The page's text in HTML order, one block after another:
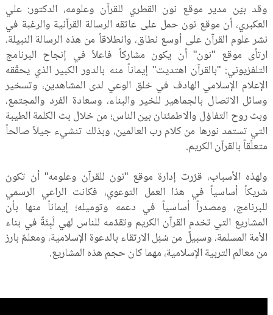
وقد بيّن مدير موقع نون القطري للقرآن وعلومه، الدكتور: علي
العكبري، أن موقع نون حمل على عاتقه الرسالة القرآنية والرغبة في
نشر علوم القرآن على أوسع نطاق، وانطلاقاً من هذه الرسالة النبيلة،
ارتأى موقع "نون" أن يكون مشاركاً فاعلاً في إنجاح البرنامج
التلفزيوني: "بالقرآن اهتديت" إيماناً منه بالدور الكبير الذي يحقّقه
الإعلام الإسلامي الهادف في خلق الوعي لدى المشاهدين، وتسخير
وسائل الاتصال بالجماهير للخير والبناء، وسعادة الفرد والمجتمع،
وبث روح التفاؤل والاطمئنان بين الناس؛ من خلال بث الكلمة الطيبة
التي تستمد نورها من كلام رب العالمين، وبذلك تنشيء جيلاً صالحاً
متعلّقاً بالقرآن الكريم.
ولهذه الأسباب، قرّرت إدارة موقع "نون للقرآن وعلومه" أن تكون
شريكاً أساسياً في هذا العمل التوعوي، فكانت الراعي الرسمي
للبرنامج، ومصدراً أساسياً في دعمه وتوميله؛ إيماناً منها بأن
المشاريع التي تخدم القرآن الكريم وتقدّمه للناس لهي لَبِنَةٌ في بناء
الأمة المسلمة، وسبيلٌ من سُبُل الارتقاء بالدعوة الإسلامية، ومعلمٌ بارز
من معالم التربية الإسلامية، مهما كان حجم هذه المشاريع.